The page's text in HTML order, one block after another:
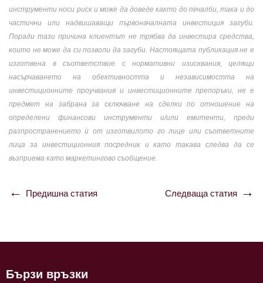
инструменти носи риск и може да доведе както до печалби, така и до
частични или надвишаващи първоначалната инвестиция загуби.
Поради тази причина клиентът не трябва да инвестира средства,
които не може да си позволи да загуби. Настоящата публикация не е
изготвена в съответствие с нормативни изисквания, целящи
насърчаването на обективността и независимостта на
инвестиционните проучвания и инвестиционните препоръки, не е
предмет на забрана за сключване на сделки по отношение на
определени финансови инструменти и/или емитенти, преди
разпространението ѝ от изготвилото го лице или съответните
лица за инвестиционния посредник и като такава следва да се
възприема като маркетингово съобщение.
Навигация
Предишна статия Следваща статия
Бързи връзки